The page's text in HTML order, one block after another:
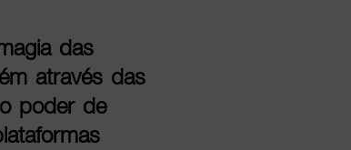
das
através das
poder de